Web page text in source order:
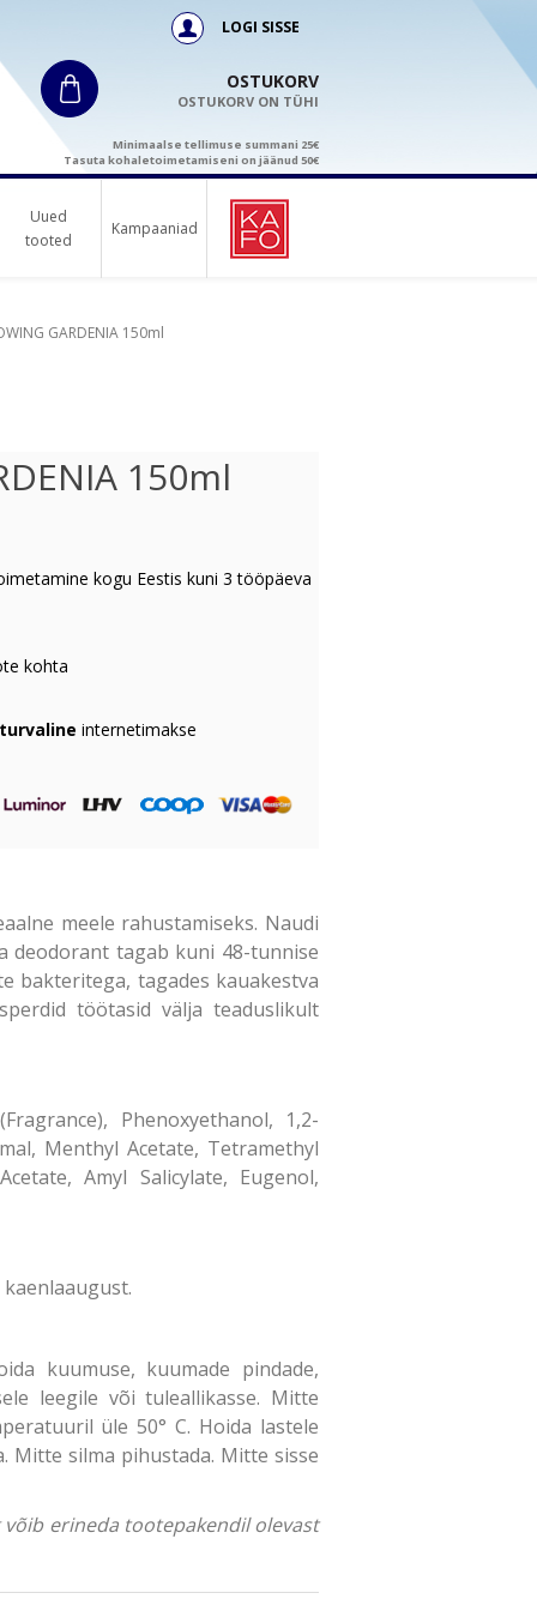
LOGI SISSE
OSTUKORV
OSTUKORV ON TÜHI
Minimaalse tellimuse summani 25€
Tasuta kohaletoimetamiseni on jäänud 50€
Uued
tooted
Kampaaniad
GARDENIA 150ml
150ml
kogu Eestis kuni 3 tööpäeva
kohta
internetimakse
meele rahustamiseks. Naudi
deodorant tagab kuni 48-tunnise
bakteritega, tagades kauakestva
töötasid välja teaduslikult
Phenoxyethanol, 1,2-
Menthyl Acetate, Tetramethyl
Amyl Salicylate, Eugenol,
kuumuse, kuumade pindade,
leegile või tuleallikasse. Mitte
üle 50° C. Hoida lastele
Mitte silma pihustada. Mitte sisse
erineda tootepakendil olevast